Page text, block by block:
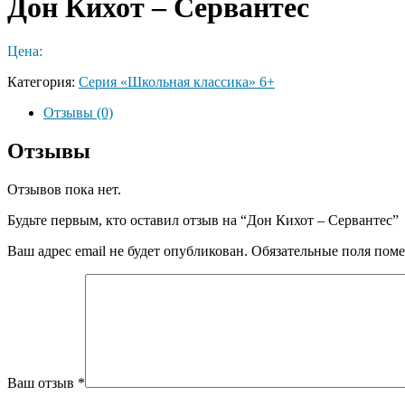
Дон Кихот – Сервантес
Цена:
Категория: Серия «Школьная классика» 6+
Отзывы (0)
Отзывы
Отзывов пока нет.
Будьте первым, кто оставил отзыв на “Дон Кихот – Сервантес”
Ваш адрес email не будет опубликован. Обязательные поля
Ваш отзыв *